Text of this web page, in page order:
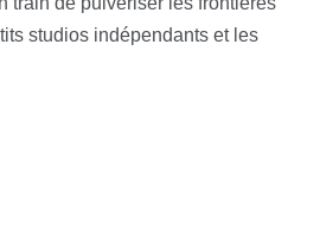
studios indépendants et les